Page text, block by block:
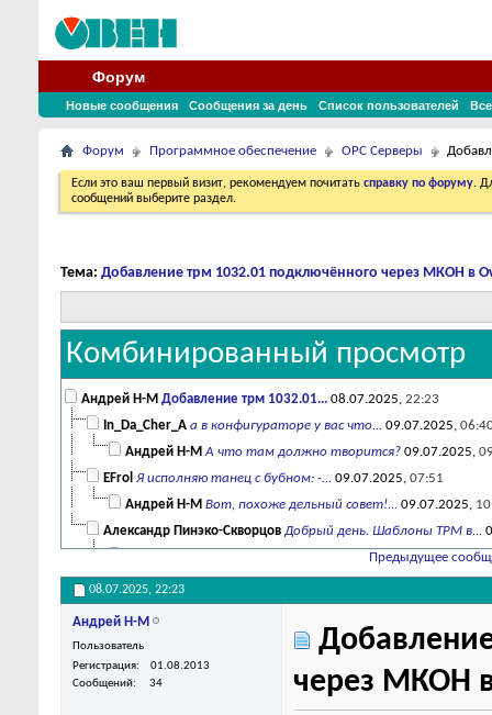
Форум
Новые сообщения Сообщения за день Список пользователей
Форум Программное обеспечение OPC Серверы
Если это ваш первый визит, рекомендуем почитать справку по форуму.
сообщений выберите раздел.
Тема: Добавление трм 1032.01 подключённого через МКОН в
Комбинированный просмотр
Андрей Н-М Добавление трм 1032.01... 08.07.2025, 22:23
In_Da_Cher_A а в конфигураторе у вас что... 09.07.2025,
Андрей Н-М А что там должно творится? 09.07.2025,
EFrol Я исполняю танец с бубном: -... 09.07.2025, 07:51
Андрей Н-М Вот, похоже дельный совет!... 09.07.2025,
Александр Пинэко-Скворцов Добрый день. Шаблоны ТРМ в...
Может стоит добавить...09.07.2025,10:18
Предыдущее
08.07.2025, 22:23
Андрей Н-М
Пользователь
Регистрация
01.08.2013
Сообщений
34
через МКОН